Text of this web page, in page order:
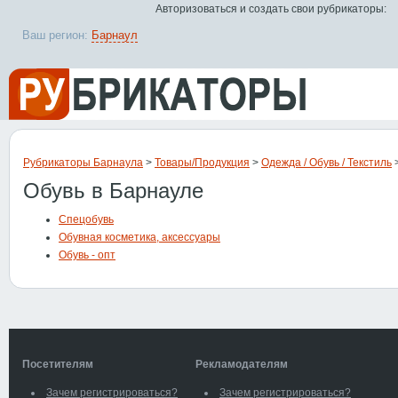
Рубрикаторы Барнаула > Товары/Продукция > Одежда / Обувь / Текстиль
Обувь в Барнауле
Спецобувь
Обувная косметика, аксессуары
Обувь - опт
Посетителям
Зачем регистрироваться?
Рекламодателям
Зачем регистрироваться?
Ваш регион: Барнаул
Авторизоваться и создать свои рубрикаторы: